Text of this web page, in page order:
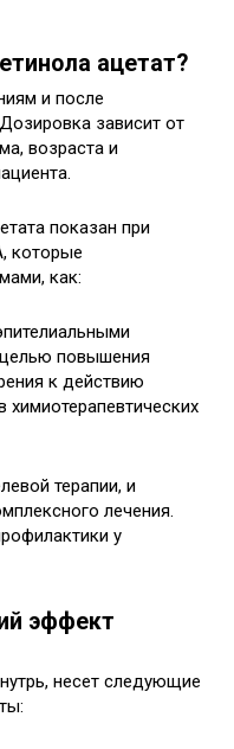
ацетат?
и после
зависит от
возраста и
показан при
которые
как:
повышения
к действию
химиотерапевтических
терапии, и
лечения.
у
эффект
несет следующие